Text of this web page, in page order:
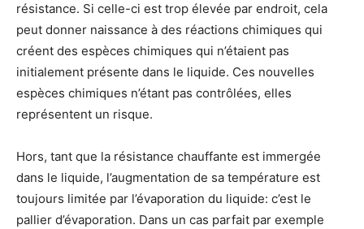
résistance. Si celle-ci est trop élevée par endroit, cela
peut donner naissance à des réactions chimiques qui
créent des espèces chimiques qui n’étaient pas
initialement présente dans le liquide. Ces nouvelles
espèces chimiques n’étant pas contrôlées, elles
représentent un risque.
Hors, tant que la résistance chauffante est immergée
dans le liquide, l’augmentation de sa température est
toujours limitée par l’évaporation du liquide: c’est le
pallier d’évaporation. Dans un cas parfait par exemple